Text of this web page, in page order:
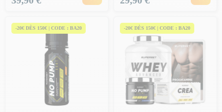
-20€ DÈS 150€ | CODE : BA20 -20€ DÈS 150€ | CODE : BA20